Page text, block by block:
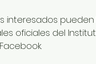
interesados
oficiales del